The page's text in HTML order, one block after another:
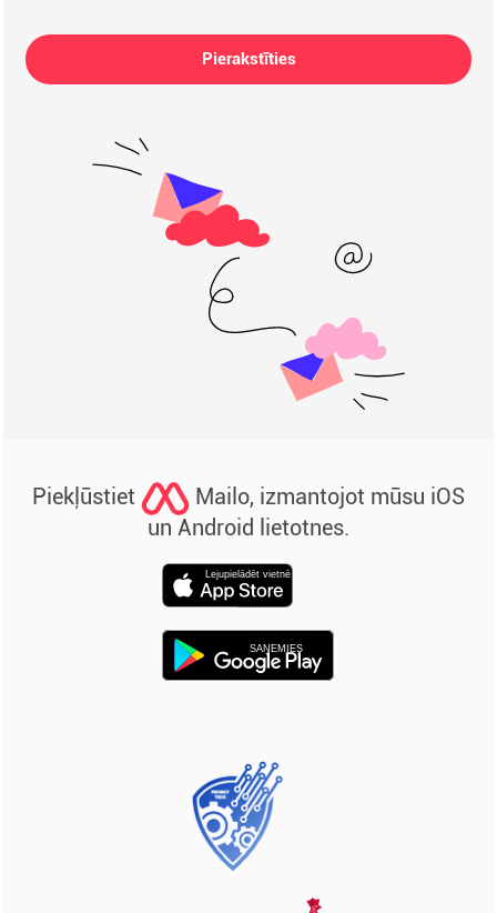
Pierakstīties
Piekļūstiet
Mailo, izmantojot mūsu iOS
un Android lietotnes.
Lejupielādēt vietnē
SAŅEMIES